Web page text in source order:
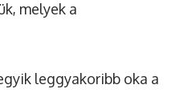
melyek a
leggyakoribb oka a